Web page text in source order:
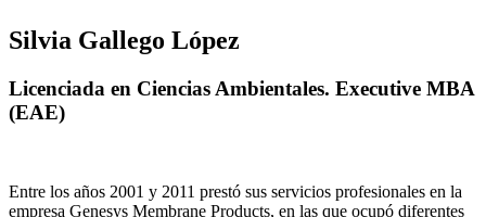
Silvia Gallego López
Licenciada en Ciencias Ambientales. Executive MBA
(EAE)
Entre los años 2001 y 2011 prestó sus servicios profesionales en la
empresa Genesys Membrane Products, en las que ocupó diferentes